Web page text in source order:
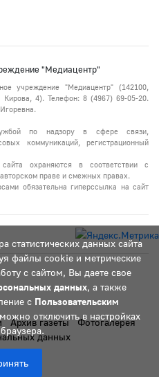
статистических данных сайта
файлы cookie и метрические
с сайтом, Вы даете свое
данных, а также
с Пользовательским
отключить в настройках
"Медиацентр"
учреждение "Медиацентр" (142100,
4). Телефон: 8 (4967) 69-05-20.
по надзору в сфере связи,
коммуникаций, регистрационный
охраняются в соответствии с
праве и смежных правах.
обязательна гиперссылка на сайт
Архив газеты
Фотогалерея
данных